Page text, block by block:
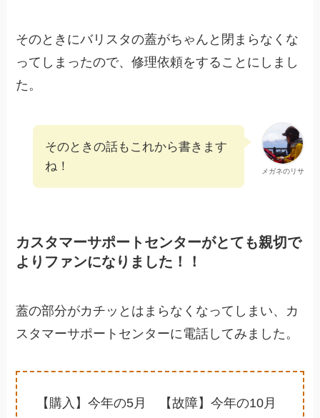
そのときにバリスタの蓋がちゃんと閉まらなくな
ってしまったので、修理依頼をすることにしまし
た。
メガネのリサ
そのときの話もこれから書きます
ね！
カスタマーサポートセンターがとても親切で
よりファンになりました！！
蓋の部分がカチッとはまらなくなってしまい、カ
スタマーサポートセンターに電話してみました。
【購入】今年の5月 【故障】今年の10月